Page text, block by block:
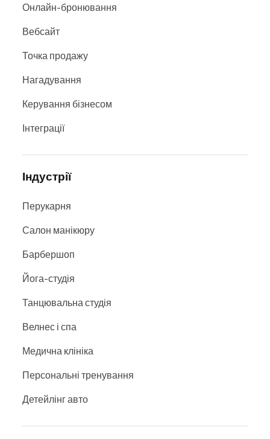
Онлайн-бронювання
Вебсайт
Точка продажу
Нагадування
Керування бізнесом
Інтеграції
Індустрії
Перукарня
Салон манікюру
Барбершоп
Йога-студія
Танцювальна студія
Велнес і спа
Медична клініка
Персональні тренування
Детейлінг авто